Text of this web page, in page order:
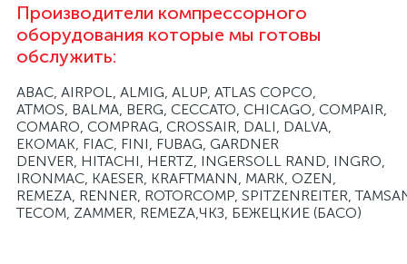
Производители компрессорного
оборудования которые мы готовы
обслужить:
ABAC, AIRPOL, ALMIG, ALUP, ATLAS COPCO,
ATMOS, BALMA, BERG, CECCATO, CHICAGO, COMPAIR,
COMARO, COMPRAG, CROSSAIR, DALI, DALVA,
EKOMAK, FIAC, FINI, FUBAG, GARDNER
DENVER, HITACHI, HERTZ, INGERSOLL RAND, INGRO,
IRONMAC, KAESER, KRAFTMANN, MARK, OZEN,
REMEZA, RENNER, ROTORCOMP, SPITZENREITER,
TECOM, ZAMMER, REMEZA,ЧКЗ, БЕЖЕЦКИЕ (БАСО)